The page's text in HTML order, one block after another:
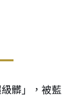
髒」，被藍